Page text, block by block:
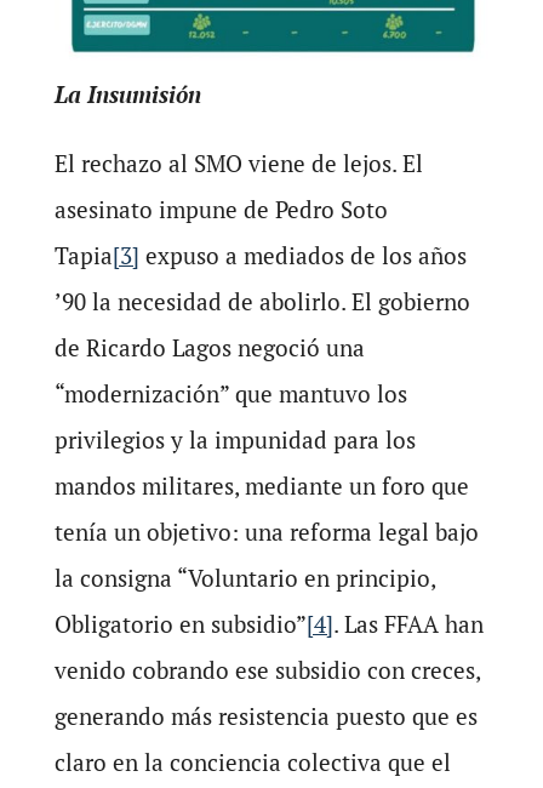
La Insumisión
El rechazo al SMO viene de lejos. El
asesinato impune de Pedro Soto
Tapia[3] expuso a mediados de los años
’90 la necesidad de abolirlo. El gobierno
de Ricardo Lagos negoció una
“modernización” que mantuvo los
privilegios y la impunidad para los
mandos militares, mediante un foro que
tenía un objetivo: una reforma legal bajo
la consigna “Voluntario en principio,
Obligatorio en subsidio”[4]. Las FFAA han
venido cobrando ese subsidio con creces,
generando más resistencia puesto que es
claro en la conciencia colectiva que el